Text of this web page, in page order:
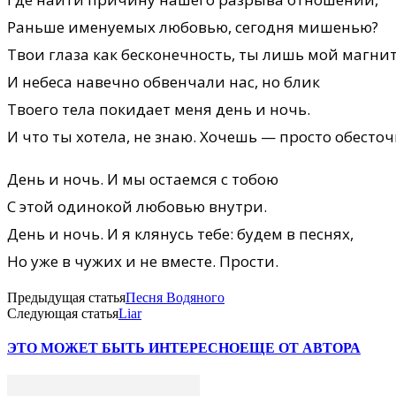
Раньше именуемых любовью, сегодня мишенью?
Твои глаза как бесконечность, ты лишь мой
И небеса навечно обвенчали нас, но блик
Твоего тела покидает меня день и ночь.
И что ты хотела, не знаю. Хочешь — просто
День и ночь. И мы остаемся с тобою
С этой одинокой любовью внутри.
День и ночь. И я клянусь тебе: будем в песнях,
Но уже в чужих и не вместе. Прости.
Предыдущая статьяПесня Водяного
Следующая статьяLiar
ЭТО МОЖЕТ БЫТЬ ИНТЕРЕСНОЕЩЕ ОТ АВТОРА